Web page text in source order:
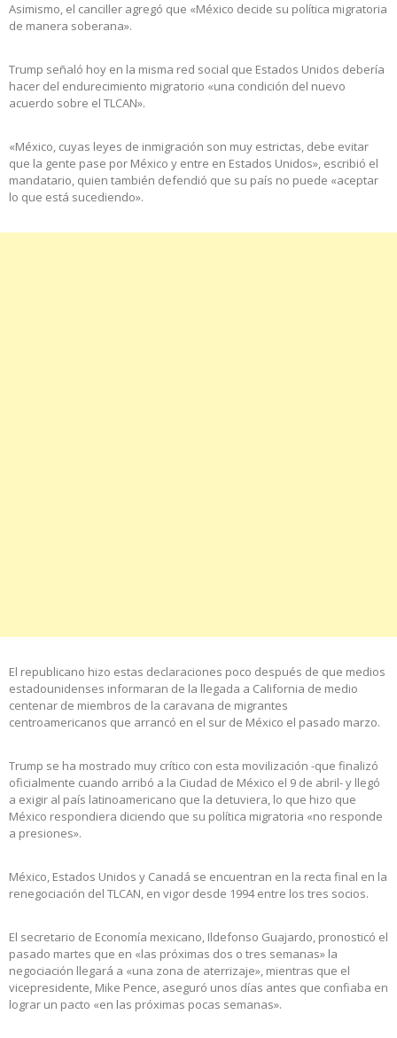
Asimismo, el canciller agregó que «México decide su política migratoria
de manera soberana».
Trump señaló hoy en la misma red social que Estados Unidos debería
hacer del endurecimiento migratorio «una condición del nuevo
acuerdo sobre el TLCAN».
«México, cuyas leyes de inmigración son muy estrictas, debe evitar
que la gente pase por México y entre en Estados Unidos», escribió el
mandatario, quien también defendió que su país no puede «aceptar
lo que está sucediendo».
El republicano hizo estas declaraciones poco después de que medios
estadounidenses informaran de la llegada a California de medio
centenar de miembros de la caravana de migrantes
centroamericanos que arrancó en el sur de México el pasado marzo.
Trump se ha mostrado muy crítico con esta movilización -que finalizó
oficialmente cuando arribó a la Ciudad de México el 9 de abril- y llegó
a exigir al país latinoamericano que la detuviera, lo que hizo que
México respondiera diciendo que su política migratoria «no responde
a presiones».
México, Estados Unidos y Canadá se encuentran en la recta final en la
renegociación del TLCAN, en vigor desde 1994 entre los tres socios.
El secretario de Economía mexicano, Ildefonso Guajardo, pronosticó el
pasado martes que en «las próximas dos o tres semanas» la
negociación llegará a «una zona de aterrizaje», mientras que el
vicepresidente, Mike Pence, aseguró unos días antes que confiaba en
lograr un pacto «en las próximas pocas semanas».